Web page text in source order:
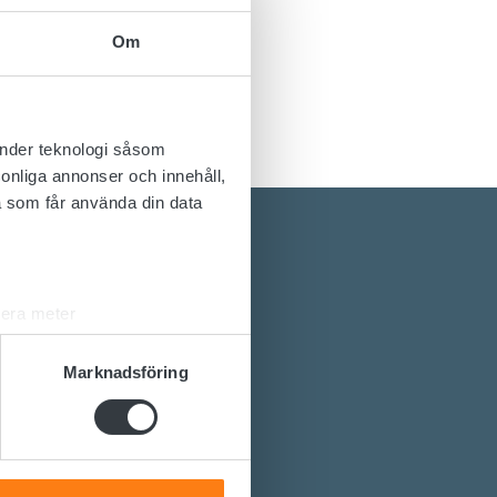
Om
teknologi såsom
annonser och innehåll,
får använda din data
meter
. Du kan ändra
information från din enhet
Marknadsföring
dig.